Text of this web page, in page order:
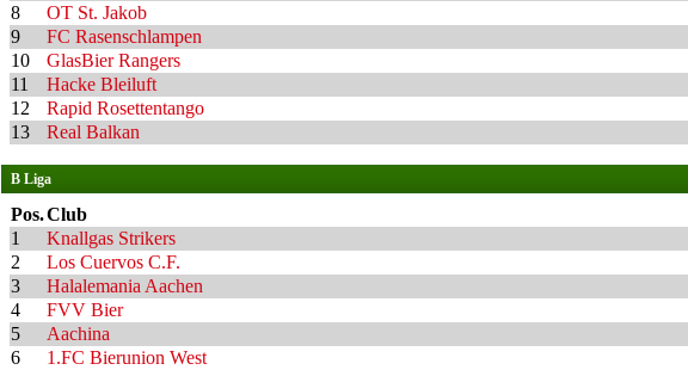
8
OT St. Jakob
9
FC Rasenschlampen
10
GlasBier Rangers
11
Hacke Bleiluft
12
Rapid Rosettentango
13
Real Balkan
B Liga
Pos.Club
1
Knallgas Strikers
2
Los Cuervos C.F.
3
Halalemania Aachen
4
FVV Bier
5
Aachina
6
1.FC Bierunion West